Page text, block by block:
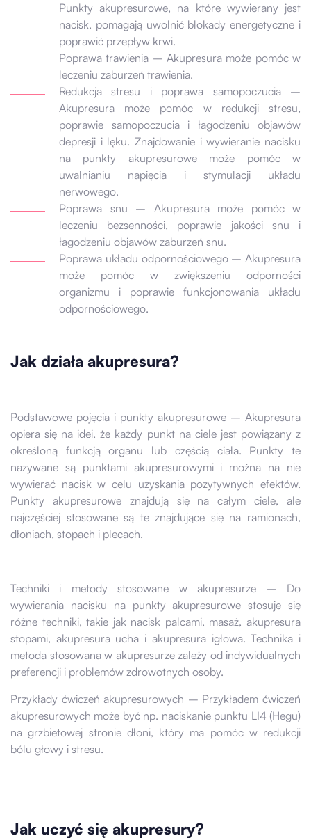
Punkty akupresurowe, na które wywierany jest
nacisk, pomagają uwolnić blokady energetyczne i
poprawić przepływ krwi.
Poprawa trawienia – Akupresura może pomóc w
leczeniu zaburzeń trawienia.
Redukcja stresu i poprawa samopoczucia –
Akupresura może pomóc w redukcji stresu,
poprawie samopoczucia i łagodzeniu objawów
depresji i lęku. Znajdowanie i wywieranie nacisku
na punkty akupresurowe może pomóc w
uwalnianiu napięcia i stymulacji układu
nerwowego.
Poprawa snu – Akupresura może pomóc w
leczeniu bezsenności, poprawie jakości snu i
łagodzeniu objawów zaburzeń snu.
Poprawa układu odpornościowego – Akupresura
może pomóc w zwiększeniu odporności
organizmu i poprawie funkcjonowania układu
odpornościowego.
Jak działa akupresura?
Podstawowe pojęcia i punkty akupresurowe – Akupresura
opiera się na idei, że ​​każdy punkt na ciele jest powiązany z
określoną funkcją organu lub częścią ciała. Punkty te
nazywane są punktami akupresurowymi i można na nie
wywierać nacisk w celu uzyskania pozytywnych efektów.
Punkty akupresurowe znajdują się na całym ciele, ale
najczęściej stosowane są te znajdujące się na ramionach,
dłoniach, stopach i plecach.
Techniki i metody stosowane w akupresurze – Do
wywierania nacisku na punkty akupresurowe stosuje się
różne techniki, takie jak nacisk palcami, masaż, akupresura
stopami, akupresura ucha i akupresura igłowa. Technika i
metoda stosowana w akupresurze zależy od indywidualnych
preferencji i problemów zdrowotnych osoby.
Przykłady ćwiczeń akupresurowych – Przykładem ćwiczeń
akupresurowych może być np. naciskanie punktu LI4 (Hegu)
na grzbietowej stronie dłoni, który ma pomóc w redukcji
bólu głowy i stresu.
Jak uczyć się akupresury?